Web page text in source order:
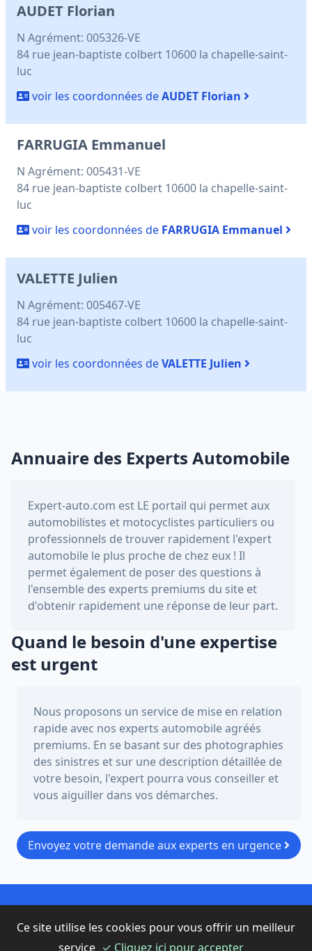
AUDET Florian
N Agrément: 005326-VE
84 rue jean-baptiste colbert 10600 la chapelle-saint-
luc
voir les coordonnées deAUDET Florian
FARRUGIA Emmanuel
N Agrément: 005431-VE
84 rue jean-baptiste colbert 10600 la chapelle-saint-
luc
voir les coordonnées de FARRUGIA Emmanuel
VALETTE Julien
N Agrément: 005467-VE
84 rue jean-baptiste colbert 10600 la chapelle-saint-
luc
voir les coordonnées deVALETTE Julien
Annuaire des Experts Automobile
Expert-auto.com est LE portail qui permet aux
automobilistes et motocyclistes particuliers ou
professionnels de trouver rapidement l'expert
automobile le plus proche de chez eux ! Il
permet également de poser des questions à
l'ensemble des experts premiums du site et
d'obtenir rapidement une réponse de leur part.
Quand le besoin d'une expertise
est urgent
Nous proposons un service de mise en relation
rapide avec nos experts automobile agréés
premiums. En se basant sur des photographies
des sinistres et sur une description détaillée de
votre besoin, l'expert pourra vous conseiller et
vous aiguiller dans vos démarches.
Envoyez votre demande aux experts en urgence
© 2021 Copyright - expert-auto.com Mentions légales
Contactez-nous
Ce site utilise les cookies pour vous offrir un meilleur
service ✓ Cliquez ici pour accepter